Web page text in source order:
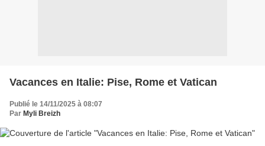
Vacances en Italie: Pise, Rome et Vatican
Publié le 14/11/2025 à 08:07
Par Myli Breizh